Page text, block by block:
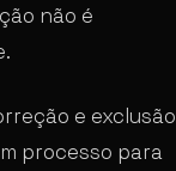
não é
e exclusão
processo para